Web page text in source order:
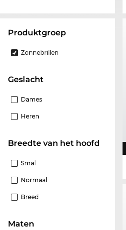
Produktgroep
Zonnebrillen
Geslacht
Dames
Heren
Breedte van het hoofd
Smal
Normaal
Breed
Maten